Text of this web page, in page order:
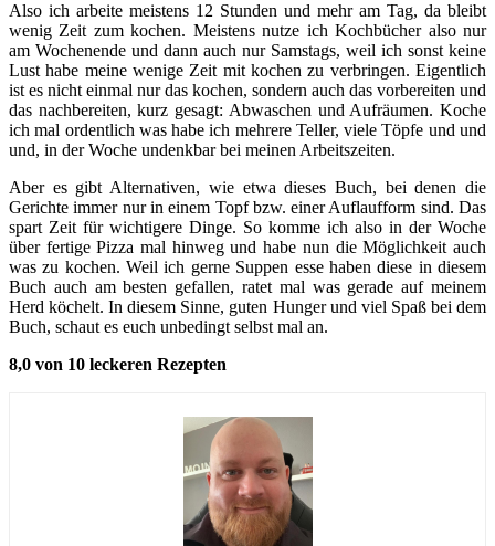
Also ich arbeite meistens 12 Stunden und mehr am Tag, da bleibt
wenig Zeit zum kochen. Meistens nutze ich Kochbücher also nur
am Wochenende und dann auch nur Samstags, weil ich sonst keine
Lust habe meine wenige Zeit mit kochen zu verbringen. Eigentlich
ist es nicht einmal nur das kochen, sondern auch das vorbereiten und
das nachbereiten, kurz gesagt: Abwaschen und Aufräumen. Koche
ich mal ordentlich was habe ich mehrere Teller, viele Töpfe und und
und, in der Woche undenkbar bei meinen Arbeitszeiten.
Aber es gibt Alternativen, wie etwa dieses Buch, bei denen die
Gerichte immer nur in einem Topf bzw. einer Auflaufform sind. Das
spart Zeit für wichtigere Dinge. So komme ich also in der Woche
über fertige Pizza mal hinweg und habe nun die Möglichkeit auch
was zu kochen. Weil ich gerne Suppen esse haben diese in diesem
Buch auch am besten gefallen, ratet mal was gerade auf meinem
Herd köchelt. In diesem Sinne, guten Hunger und viel Spaß bei dem
Buch, schaut es euch unbedingt selbst mal an.
8,0 von 10 leckeren Rezepten